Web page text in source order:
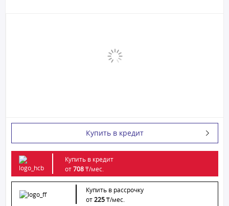
Купить в кредит
Купить в кредит
от708₸/мес.
Купить в рассрочку
от225₸/мес.